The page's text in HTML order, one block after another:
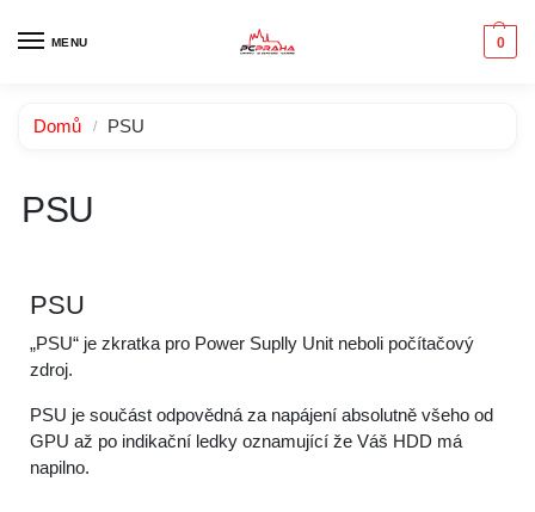
MENU 0
Domů / PSU
PSU
PSU
„PSU“ je zkratka pro Power Suplly Unit neboli počítačový
zdroj.
PSU je součást odpovědná za napájení absolutně všeho od
GPU až po indikační ledky oznamující že Váš HDD má
napilno.